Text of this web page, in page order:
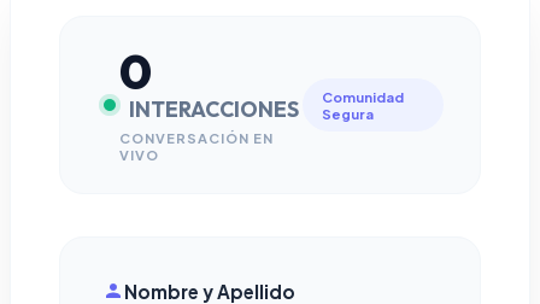
0
INTERACCIONES
CONVERSACIÓN EN
VIVO
Comunidad
Segura
Nombre y Apellido